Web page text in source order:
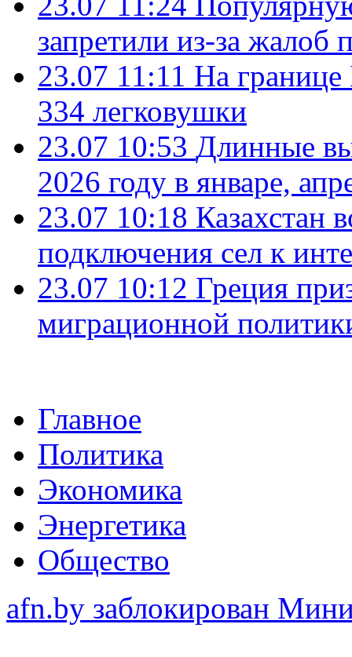
запретили из-за жалоб
23.07 11:11 На границе
334 легковушки
23.07 10:53 Длинные
2026 году в январе,
23.07 10:18 Казахстан
подключения сел к
23.07 10:12 Греция
миграционной
Главное
Политика
Экономика
Энергетика
Общество
afn.by заблокирован